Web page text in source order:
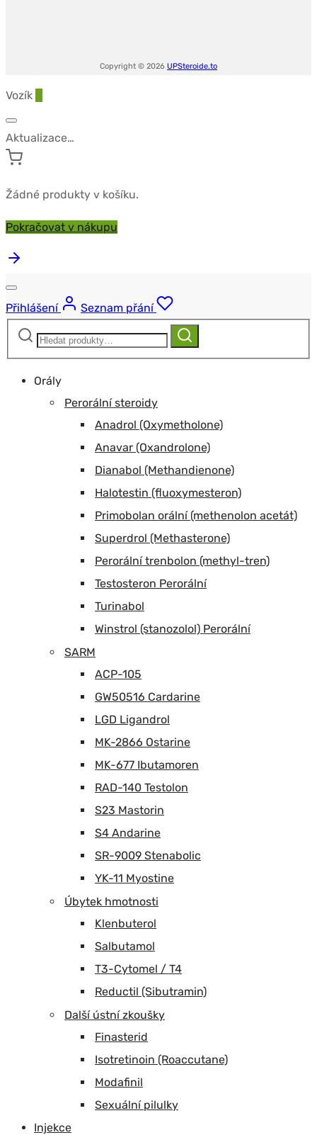
Copyright © 2026 UPSteroide.to
Vozík
Aktualizace…
Žádné produkty v košíku.
Pokračovat v nákupu
Přihlášení
Seznam přání
Hledat:
Hledat
Orály
Perorální steroidy
Anadrol (Oxymetholone)
Anavar (Oxandrolone)
Dianabol (Methandienone)
Halotestin (fluoxymesteron)
Primobolan orální (methenolon acetát)
Superdrol (Methasterone)
Perorální trenbolon (methyl-tren)
Testosteron Perorální
Turinabol
Winstrol (stanozolol) Perorální
SARM
ACP-105
GW50516 Cardarine
LGD Ligandrol
MK-2866 Ostarine
MK-677 Ibutamoren
RAD-140 Testolon
S23 Mastorin
S4 Andarine
SR-9009 Stenabolic
YK-11 Myostine
Úbytek hmotnosti
Klenbuterol
Salbutamol
T3-Cytomel / T4
Reductil (Sibutramin)
Další ústní zkoušky
Finasterid
Isotretinoin (Roaccutane)
Modafinil
Sexuální pilulky
Injekce